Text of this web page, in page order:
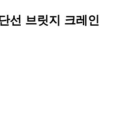
선 브릿지 크레인